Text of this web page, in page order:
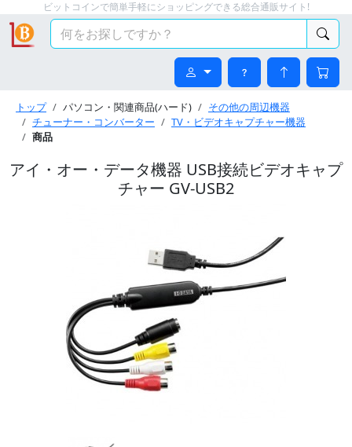
ビットコインで簡単手軽にショッピングできる総合通販サイト!
トップ パソコン・関連商品(ハード)
その他の周辺機器
チューナー・コンバーター
TV・ビデオキャプチャー機器
商品
アイ・オー・データ機器 USB接続ビデオキャプ
チャー GV-USB2